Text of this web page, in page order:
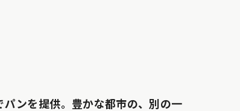
パンを提供。豊かな都市の、別の一